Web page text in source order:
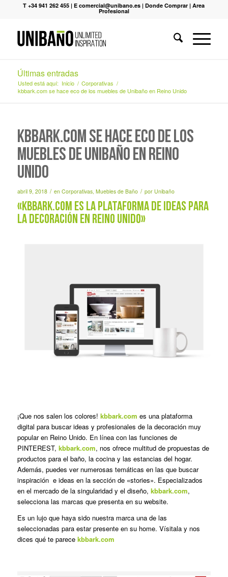
T +34 941 262 455 |E comercial@unibano.es |Donde Comprar |Area
Profesional
Últimas entradas
Usted está aquí: Inicio / Corporativas /
kbbark.com se hace eco de los muebles de Unibaño en Reino Unido
kbbark.com se hace eco de los
muebles de Unibaño en Reino
Unido
abril 9, 2018 / en Corporativas, Muebles de Baño / por Unibaño
«kbbark.com es la plataforma de ideas para
la decoración en Reino Unido»
¡Que nos salen los colores! kbbark.com es una plataforma
digital para buscar ideas y profesionales de la decoración muy
popular en Reino Unido. En línea con las funciones de
PINTEREST, kbbark.com, nos ofrece multitud de propuestas de
productos para el baño, la cocina y las estancias del hogar.
Además, puedes ver numerosas temáticas en las que buscar
inspiración e ideas en la sección de «stories». Especializados
en el mercado de la singularidad y el diseño, kbbark.com,
selecciona las marcas que presenta en su website.
Es un lujo que haya sido nuestra marca una de las
seleccionadas para estar presente en su home. Vísitala y nos
dices qué te parece kbbark.com